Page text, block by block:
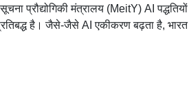
प्रौद्योगिकी मंत्रालय (MeitY) AI पद्धतियों
है। जैसे-जैसे AI एकीकरण बढ़ता है,